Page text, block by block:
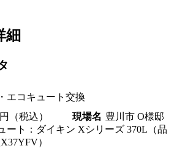
細
エコキュート交換
（税込） 現場名 豊川市 O様邸
ート：ダイキン Xシリーズ 370L（品
）